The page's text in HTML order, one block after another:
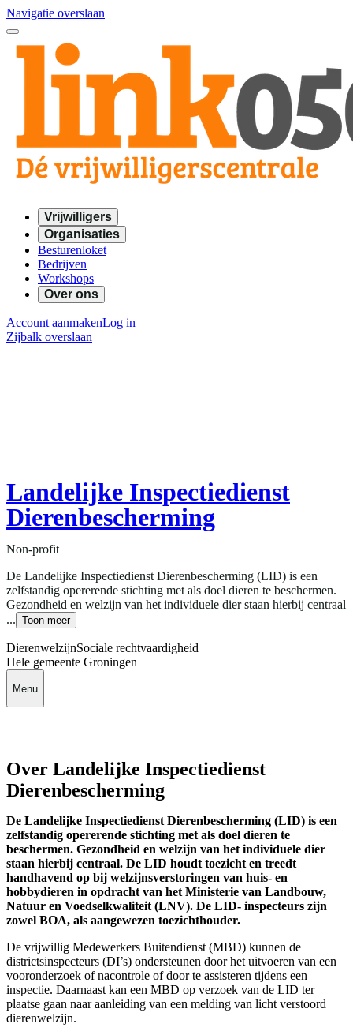
Navigatie overslaan
Vrijwilligers
Organisaties
Besturenloket
Bedrijven
Workshops
Over ons
Account aanmakenLog in
Zijbalk overslaan
Landelijke Inspectiedienst
Dierenbescherming
Non-profit
De Landelijke Inspectiedienst Dierenbescherming (LID) is een
zelfstandig opererende stichting met als doel dieren te beschermen.
Gezondheid en welzijn van het individuele dier staan hierbij centraal
... Toon meer
DierenwelzijnSociale rechtvaardigheid
Hele gemeente Groningen
Menu
Over Landelijke Inspectiedienst
Dierenbescherming
De Landelijke Inspectiedienst Dierenbescherming (LID) is een
zelfstandig opererende stichting met als doel dieren te
beschermen. Gezondheid en welzijn van het individuele dier
staan hierbij centraal. De LID houdt toezicht en treedt
handhavend op bij welzijnsverstoringen van huis- en
hobbydieren in opdracht van het Ministerie van Landbouw,
Natuur en Voedselkwaliteit (LNV). De LID- inspecteurs zijn
zowel BOA, als aangewezen toezichthouder.
De vrijwillig Medewerkers Buitendienst (MBD) kunnen de
districtsinspecteurs (DI’s) ondersteunen door het uitvoeren van een
vooronderzoek of nacontrole of door te assisteren tijdens een
inspectie. Daarnaast kan een MBD op verzoek van de LID ter
plaatse gaan naar aanleiding van een melding van licht verstoord
dierenwelzijn.